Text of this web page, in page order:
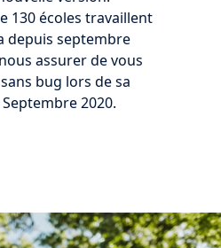
130 écoles travaillent
depuis septembre
assurer de vous
bug lors de sa
2020.